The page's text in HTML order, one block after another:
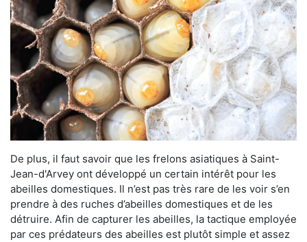
De plus, il faut savoir que les frelons asiatiques à Saint-
Jean-d'Arvey ont développé un certain intérêt pour les
abeilles domestiques. Il n’est pas très rare de les voir s’en
prendre à des ruches d’abeilles domestiques et de les
détruire. Afin de capturer les abeilles, la tactique employée
par ces prédateurs des abeilles est plutôt simple et assez